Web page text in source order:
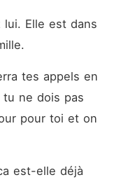
Elle est dans
tes appels en
ne dois pas
pour toi et on
est-elle déjà